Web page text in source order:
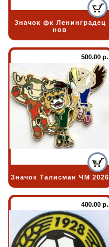
Значок фк Ленинградец
нов
500.00 р.
Значок Талисман ЧМ 2026
400.00 р.